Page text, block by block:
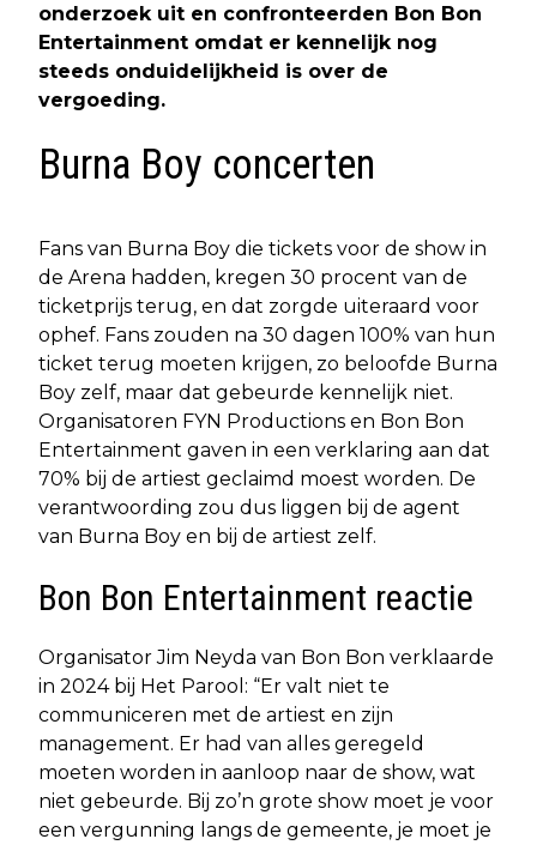
onderzoek uit en confronteerden Bon Bon
Entertainment omdat er kennelijk nog
steeds onduidelijkheid is over de
vergoeding. ​
Burna Boy concerten
Fans van Burna Boy die tickets voor de show in
de Arena hadden, kregen 30 procent van de
ticketprijs terug, en dat zorgde uiteraard voor
ophef. Fans zouden na 30 dagen 100% van hun
ticket terug moeten krijgen, zo beloofde Burna
Boy zelf, maar dat gebeurde kennelijk niet.
Organisatoren FYN Productions en Bon Bon
Entertainment gaven in een verklaring aan dat
70% bij de artiest geclaimd moest worden. De
verantwoording zou dus liggen bij de agent
van Burna Boy en bij de artiest zelf.
Bon Bon Entertainment reactie
Organisator Jim Neyda van Bon Bon verklaarde
in 2024 bij Het Parool: “Er valt niet te
communiceren met de artiest en zijn
management. Er had van alles geregeld
moeten worden in aanloop naar de show, wat
niet gebeurde. Bij zo’n grote show moet je voor
een vergunning langs de gemeente, je moet je